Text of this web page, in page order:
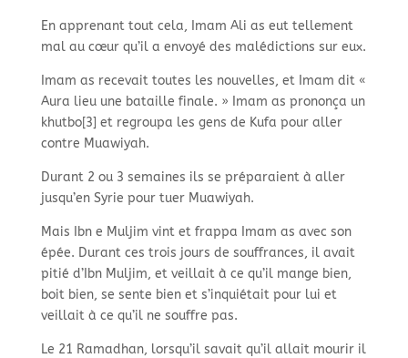
En apprenant tout cela, Imam Ali as eut tellement
mal au cœur qu’il a envoyé des malédictions sur eux.
Imam as recevait toutes les nouvelles, et Imam dit «
Aura lieu une bataille finale. » Imam as prononça un
khutbo[3] et regroupa les gens de Kufa pour aller
contre Muawiyah.
Durant 2 ou 3 semaines ils se préparaient à aller
jusqu’en Syrie pour tuer Muawiyah.
Mais Ibn e Muljim vint et frappa Imam as avec son
épée. Durant ces trois jours de souffrances, il avait
pitié d’Ibn Muljim, et veillait à ce qu’il mange bien,
boit bien, se sente bien et s’inquiétait pour lui et
veillait à ce qu’il ne souffre pas.
Le 21 Ramadhan, lorsqu’il savait qu’il allait mourir il